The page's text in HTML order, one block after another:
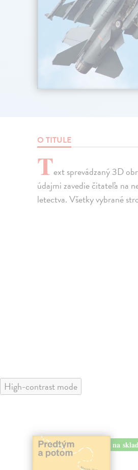
O TITULE
Text sprevádzaný 3D
údajmi zavedie čitateľa na
letectva. Všetky vybrané
High-contrast mode
na